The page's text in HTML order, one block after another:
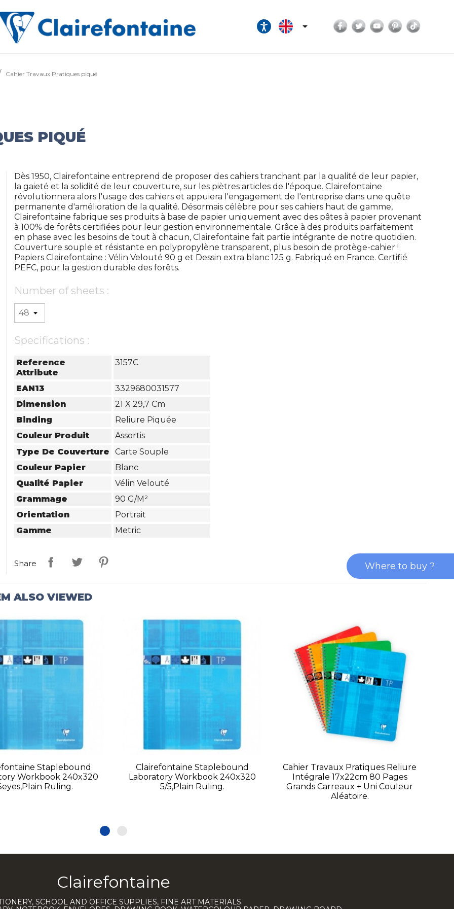
 Facebook
TwitterYouTubePinterest
Cahier Travaux Pratiques piqué
PIQUÉ
Dès 1950, Clairefontaine entreprend de proposer des cahiers tranchant par la qualité de leur papier,
la gaieté et la solidité de leur couverture, sur les piètres articles de l'époque. Clairefontaine
révolutionnera alors l'usage des cahiers et appuiera l'engagement de l'entreprise dans une quête
permanente d'amélioration de la qualité. Désormais célèbre pour ses cahiers haut de gamme,
Clairefontaine fabrique ses produits à base de papier uniquement avec des pâtes à papier provenant
à 100% de forêts certifiées pour leur gestion environnementale. Grâce à des produits parfaitement
en phase avec les besoins de tout à chacun, Clairefontaine fait partie intégrante de notre quotidien.
Couverture souple et résistante en polypropylène transparent, plus besoin de protège-cahier !
Papiers Clairefontaine : Vélin Velouté 90 g et Dessin extra blanc 125 g. Fabriqué en France. Certifié
PEFC, pour la gestion durable des forêts.
Number of sheets :
Specifications :
Reference
Attribute
3157C
EAN13
3329680031577
Dimension
21 X 29,7 Cm
Binding
Reliure Piquée
Couleur Produit
Assortis
Type De Couverture
Carte Souple
Couleur Papier
Blanc
Qualité Papier
Vélin Velouté
Grammage
90 G/m²
Orientation
Portrait
Gamme
Metric
Share
ALSO VIEWED
Staplebound
Workbook 240x320
Ruling.
Clairefontaine Staplebound
Laboratory Workbook 240x320
5/5,Plain Ruling.
Cahier Travaux Pratiques Reliure
Intégrale 17x22cm 80 Pages
Grands Carreaux + Uni Couleur
Aléatoire.
Clairefontaine
SCHOOL AND OFFICE SUPPLIES, FINE ART MATERIALS.
Where to buy ?